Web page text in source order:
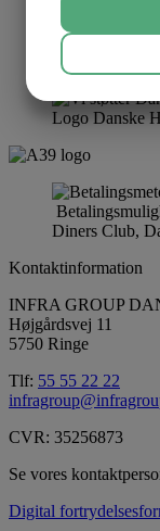
Logo Danske
Diners Club,
Kontaktinformation
INFRA GROUP
Højgårdsvej 11
5750 Ringe
Tlf: 55 55 22 22
CVR: 35256873
Se vores
Digital